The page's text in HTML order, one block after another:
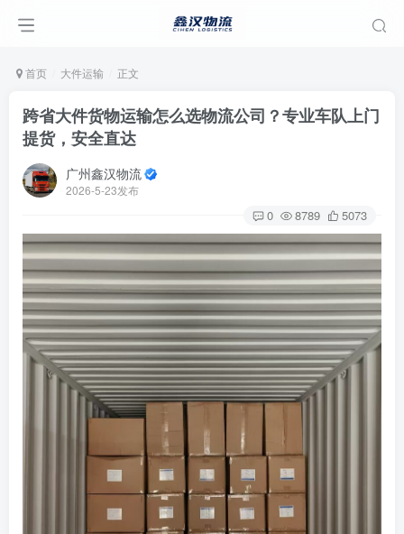
首页 大件运输 正文
跨省大件货物运输怎么选物流公司？专业车队上门
提货，安全直达
广州鑫汉物流
2026-5-23发布
0 8789 5073